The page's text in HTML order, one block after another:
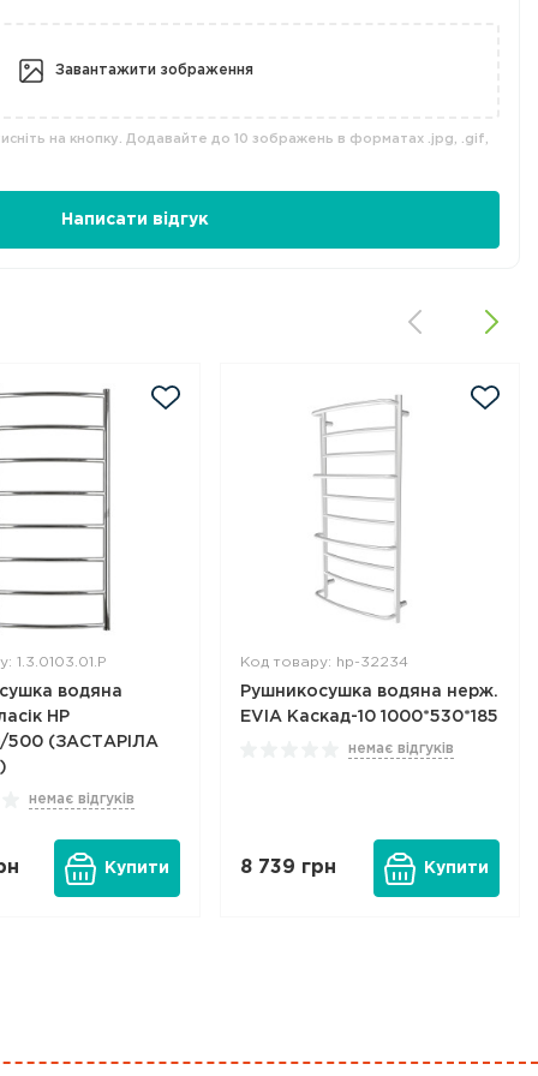
Завантажити зображення
на кнопку. Додавайте до 10 зображень в форматах .jpg, .gif,
Написати відгук
1.3.0103.01.P
водяна
HP
500 (ЗАСТАРІЛА
немає відгуків
Купити
Код товару: hp-32234
Рушникосушка водяна нерж.
EVIA Каскад-10 1000*530*185
немає відгуків
8 739 грн Купити